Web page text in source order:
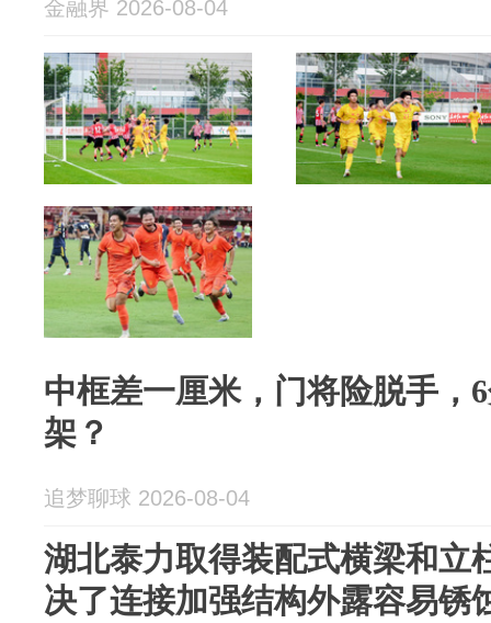
金融界 2026-08-04
中框差一厘米，门将险脱手，
架？
追梦聊球 2026-08-04
湖北泰力取得装配式横梁和立
决了连接加强结构外露容易锈